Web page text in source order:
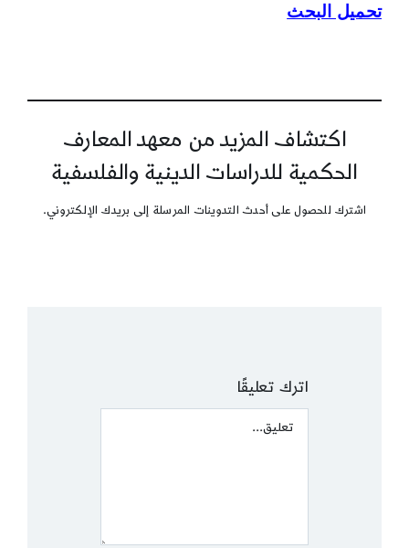
تحميل البحث
اكتشاف المزيد من معهد المعارف
الحكمية للدراسات الدينية والفلسفية
اشترك للحصول على أحدث التدوينات المرسلة إلى بريدك الإلكتروني.
اترك تعليقًا
Comment